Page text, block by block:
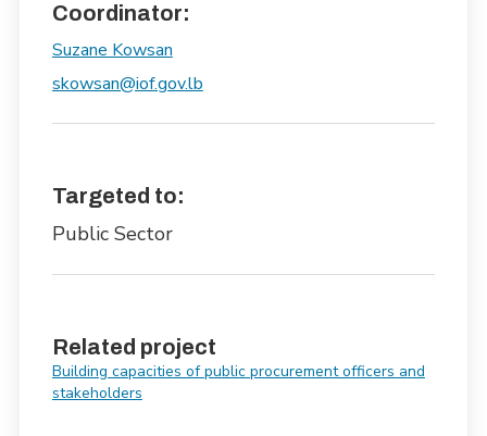
Coordinator:
Suzane Kowsan
skowsan@iof.gov.lb
Targeted to:
Public Sector
Related project
Building capacities of public procurement officers and
stakeholders